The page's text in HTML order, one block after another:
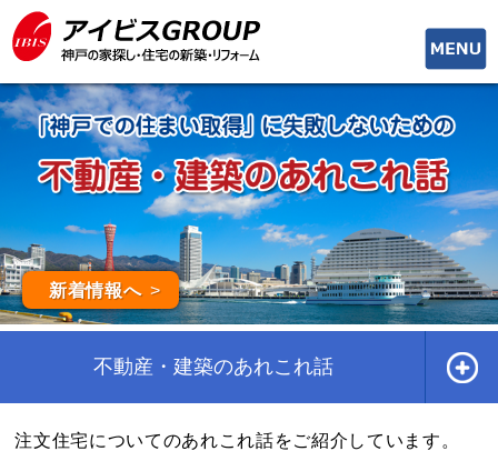
toggle
新着情報へ
不動産・建築のあれこれ話
注文住宅についてのあれこれ話をご紹介しています。